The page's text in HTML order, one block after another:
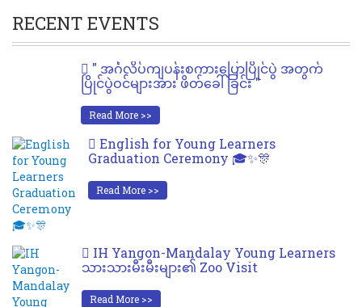
RECENT EVENTS
" အင်္ဂလိပ်ကျပန်းစကားပြောပြိုင်ပွဲ အတွက်
ပြိုင်ပွဲဝင်များအား ဖိတ်ခေါ်ခြင်း "
Read More >>
English for Young Learners
Graduation Ceremony 🎓✨🎊
Read More >>
IH Yangon-Mandalay Young Learners
သားသားမီးမီးများ၏ Zoo Visit
Read More >>